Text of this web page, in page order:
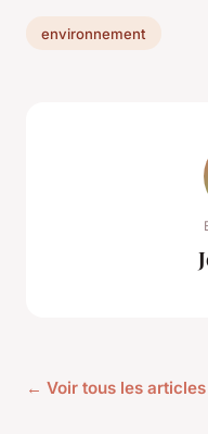
environnement
← Voir tous les